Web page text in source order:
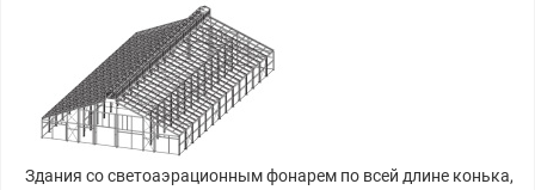
Здания со светоаэрационным фонарем по всей длине конька,